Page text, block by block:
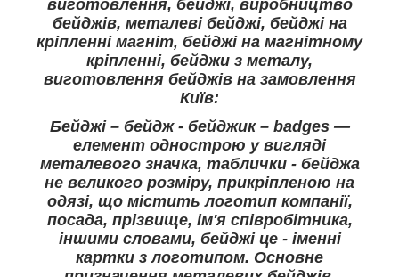
виготовлення, бейджі, виробництво
бейджів, металеві бейджі, бейджі на
кріпленні магніт, бейджі на магнітному
кріпленні, бейджи з металу,
виготовлення бейджів на замовлення
Київ:
Бейджі – бейдж - бейджик – badges —
елемент однострою у вигляді
металевого значка, таблички - бейджа
не великого розміру, прикріпленою на
одязі, що містить логотип компанії,
посада, прізвище, ім'я співробітника,
іншими словами, бейджі це - іменні
картки з логотипом. Основне